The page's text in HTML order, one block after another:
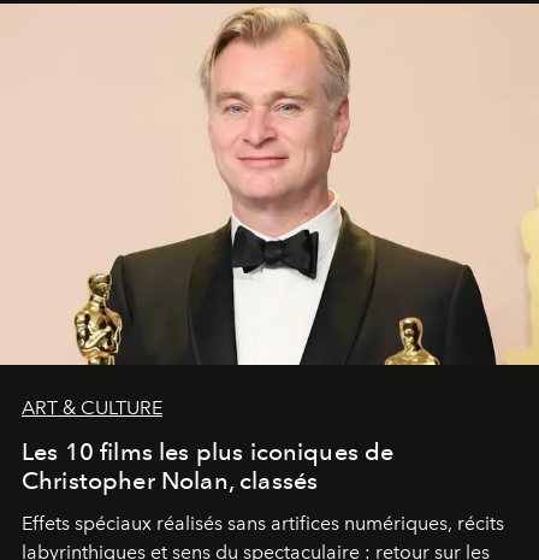
ART & CULTURE
Les 10 films les plus iconiques de
Christopher Nolan, classés
Effets spéciaux réalisés sans artifices numériques, récits
labyrinthiques et sens du spectaculaire : retour sur les